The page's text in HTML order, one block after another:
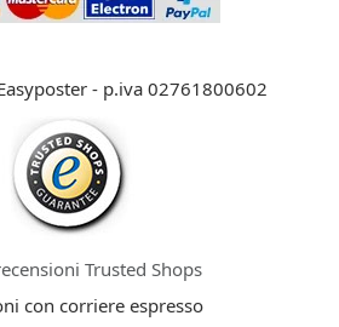
- p.iva 02761800602
Trusted Shops
con corriere espresso